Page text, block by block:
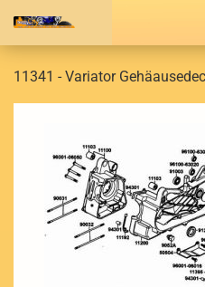
11341 - Variator